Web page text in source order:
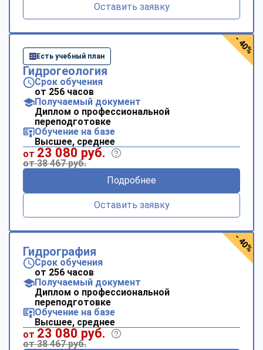
Оставить заявку
Есть учебный план
Гидрогеология
Срок обучения
от 256 часов
Получаемый документ
Диплом о профессиональной
переподготовке
Обучение на базе
Высшее, среднее
от 23 080 руб.
от 38 467 руб.
Подробнее
Оставить заявку
- 40%
Гидрография
Срок обучения
от 256 часов
Получаемый документ
Диплом о профессиональной
переподготовке
Обучение на базе
Высшее, среднее
от 23 080 руб.
от 38 467 руб.
- 40%